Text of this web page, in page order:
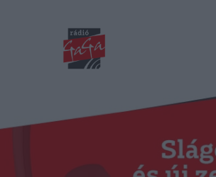
RÁDIÓ GAGA
Műsorok
Duma Duba